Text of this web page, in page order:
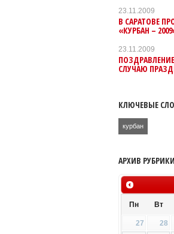
23.11.2009
В САРАТОВЕ
«КУРБАН –
23.11.2009
СЛУЧАЮ
КЛЮЧЕВЫЕ
курбан
АРХИВ
Пн Вт
27 28